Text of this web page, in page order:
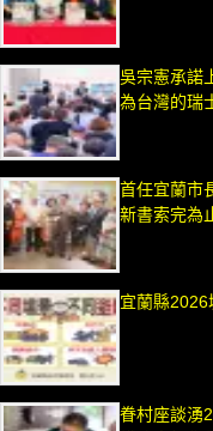
吳宗憲承諾
為台灣的瑞
首任宜蘭市
新書索完為
宜蘭縣
眷村座談湧